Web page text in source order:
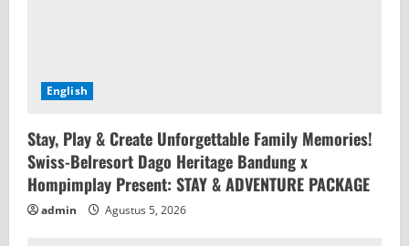
English
Stay, Play & Create Unforgettable Family Memories!
Swiss-Belresort Dago Heritage Bandung x
Hompimplay Present: STAY & ADVENTURE PACKAGE
admin Agustus 5, 2026